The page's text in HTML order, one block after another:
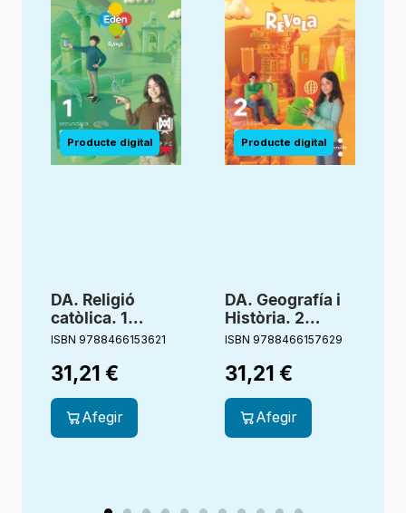
DA. Religió
catòlica. 1
Secundaria
María. Edèn.
Revola
ISBN 9788466153621
31,21 €
Afegir
DA. Geografía i
Història. 2
Secundaria.
ISBN 9788466157629
31,21 €
Afegir